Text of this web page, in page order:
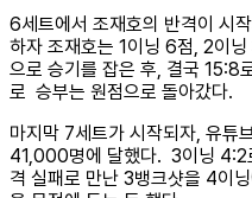
6세트에서 조재호의 반격이 시
하자 조재호는 1이닝 6점, 2이
으로 승기를 잡은 후, 결국 15:8
로 승부는 원점으로 돌아갔다.
마지막 7세트가 시작되자, 유튜
41,000명에 달했다. 3이닝 4:2
격 실패로 만난 3뱅크샷을 4이